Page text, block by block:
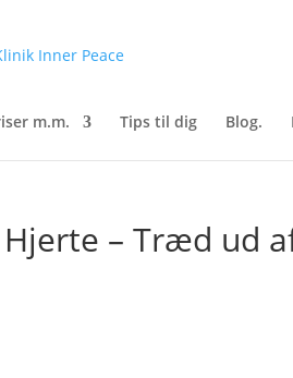
m.m. Tips til dig Blog.
– Træd ud